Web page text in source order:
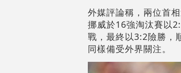
外媒評論稱，兩位首
挪威於16強淘汰賽以
戰，最終以3:2險勝，
同樣備受外界關注。